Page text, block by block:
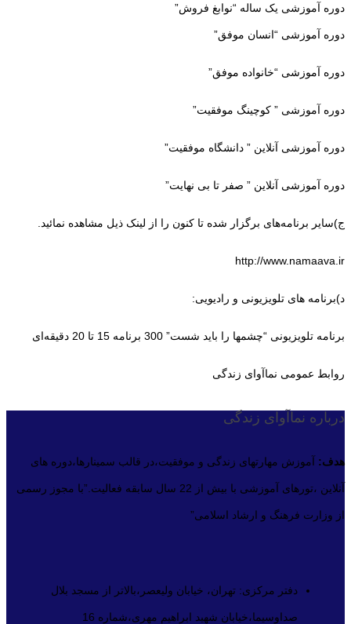
دوره آموزشی یک ساله “نوابغ فروش”
دوره آموزشی “انسان موفق”
دوره آموزشی “خانواده موفق”
دوره آموزشی ” کوچینگ موفقیت”
دوره آموزشی آنلاین ” دانشگاه موفقیت”
دوره آموزشی آنلاین ” صفر تا بی نهایت”
ج)سایر برنامه‌های برگزار شده‌ تا کنون را از لینک ذیل مشاهده نمائید.
http://www.namaava.ir
د)برنامه های تلویزیونی و رادیویی:
برنامه تلویزیونی “چشمها را باید شست” 300 برنامه 15 تا 20 دقیقه‌ای
روابط عمومی نماآوای زندگی
درباره نماآوای زندگی
هدف: آموزش مهارتهای زندگی و موفقیت،در قالب سمینارها،دوره های
آنلاین ،تورهای آموزشی با بیش از 22 سال سابقه فعالیت.”با مجوز رسمی
از وزارت فرهنگ و ارشاد اسلامی”
دفتر مرکزی: تهران، خیابان ولیعصر،بالاتر از مسجد بلال
صداوسیما،خیابان شهید ابراهیم مهری،شماره 16